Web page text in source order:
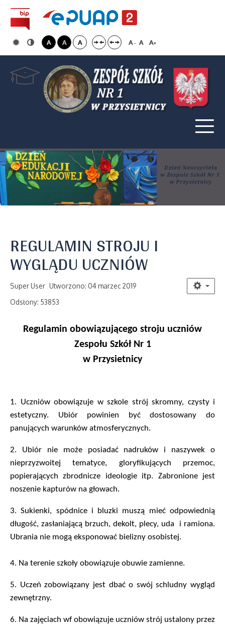
A A A A- A A+
REGULAMIN STROJU I
WYGLĄDU UCZNIÓW
Super User Utworzono: 04 marzec 2019
Odsłony: 53853
Regulamin obowiązującego stroju uczniów
Zespołu Szkół Nr 1
w Przysietnicy
1. Uczniów obowiązuje w szkole strój skromny, czysty i
estetyczny. Ubiór powinien być dostosowany do
panujących warunków atmosferycznych.
2.
Ubiór nie może posiadać nadruków i naszywek o
nieprzyzwoitej tematyce, gloryfikujących przemoc,
popierających zbrodnicze ideologie itp. Zabronione jest
noszenie kapturów na głowach.
3. Sukienki, spódnice i bluzki muszą mieć odpowiednią
długość, zasłaniającą brzuch, dekolt, plecy, uda i ramiona.
Ubrania nie mogą eksponować bielizny osobistej.
4. Na terenie szkoły obowiązuje obuwie zamienne.
5. Uczeń zobowiązany jest dbać o swój schludny wygląd
zewnętrzny.
6. Na zajęciach wf obowiązuje uczniów strój ustalony przez